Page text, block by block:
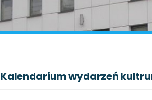
Kalendarium wydarzeń